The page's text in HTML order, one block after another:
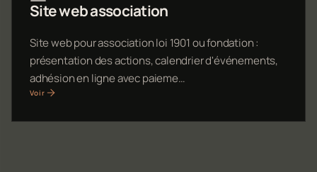
Site web association
Site web pour association loi 1901 ou fondation :
présentation des actions, calendrier d'événements,
adhésion en ligne avec paieme…
Voir